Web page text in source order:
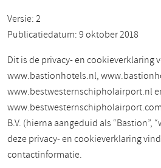
Versie: 2
Publicatiedatum: 9 oktober 2018
Dit is de privacy- en cookieverklaring
www.bastionhotels.nl,
www.bestwesternschipholairport.nl
B.V. (hierna aangeduid als “Bastion”,
deze privacy- en cookieverklaring
contactinformatie.